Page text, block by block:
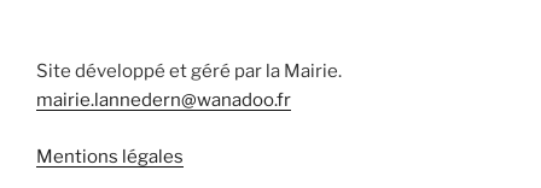
Site développé et géré par la Mairie.
mairie.lannedern@wanadoo.fr
Mentions légales